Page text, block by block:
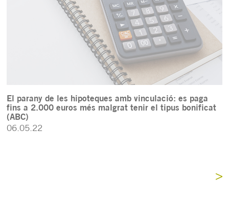
El parany de les hipoteques amb vinculació: es paga
fins a 2.000 euros més malgrat tenir el tipus bonificat
(ABC)
06.05.22